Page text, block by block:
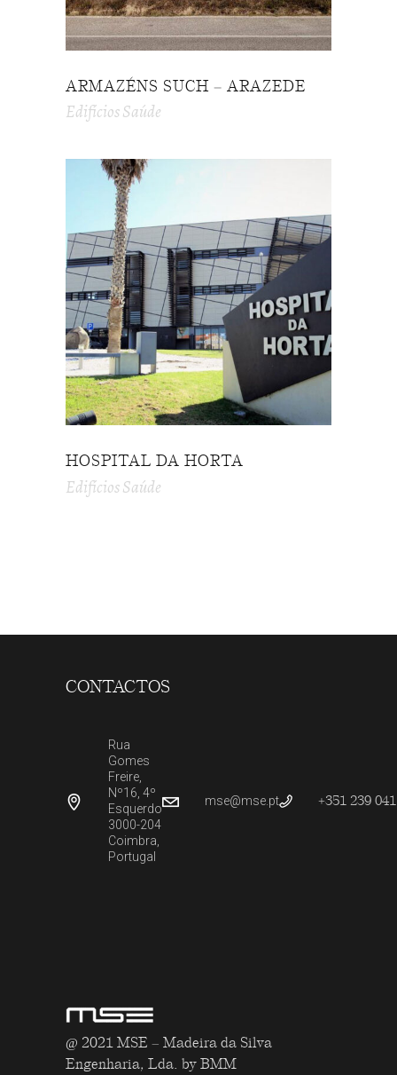
ARMAZÉNS SUCH – ARAZEDE
Edifícios Saúde
HOSPITAL DA HORTA
Edifícios Saúde
CONTACTOS
Rua
Gomes
Freire,
Nº16, 4º
Esquerdo
3000-204
Coimbra,
Portugal
mse@mse.pt +351 239
@ 2021 MSE – Madeira da Silva
Engenharia, Lda. by BMM